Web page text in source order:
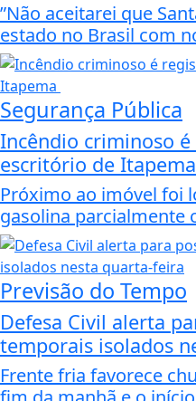
”Não aceitarei que
estado no Brasil com
Segurança Pública
Incêndio criminoso
escritório de Itapema
Próximo ao imóvel foi
gasolina parcialmente
Previsão do Tempo
Defesa Civil alerta
temporais isolados
Frente fria favorece